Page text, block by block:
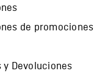
de promociones
y Devoluciones